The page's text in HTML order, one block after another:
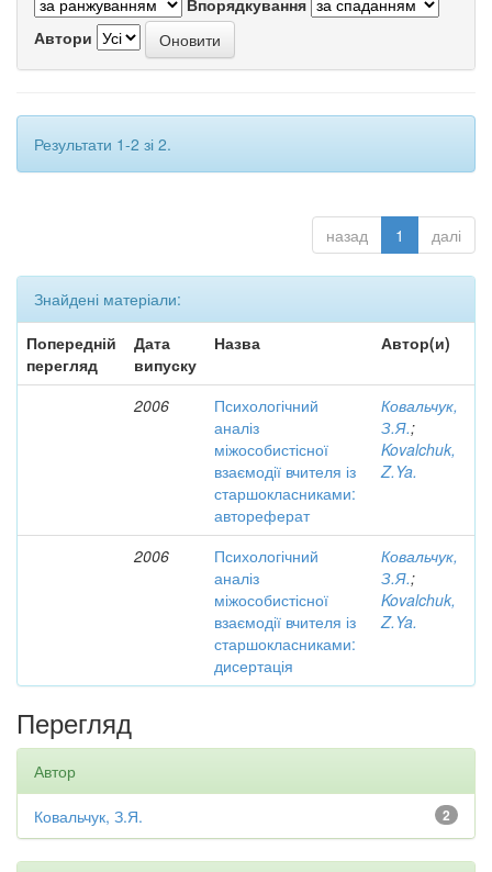
Впорядкування
Автори
Результати 1-2 зі 2.
назад 1 далі
Знайдені матеріали:
Попередній
перегляд
Дата
випуску
Назва Автор(и)
2006
Психологічний
аналіз
міжособистісної
взаємодії вчителя із
старшокласниками:
автореферат
Ковальчук,
З.Я.;
Kovalchuk,
Z.Ya.
2006
Психологічний
аналіз
міжособистісної
взаємодії вчителя із
старшокласниками:
дисертація
Ковальчук,
З.Я.;
Kovalchuk,
Z.Ya.
Перегляд
Автор
2
Ковальчук, З.Я.